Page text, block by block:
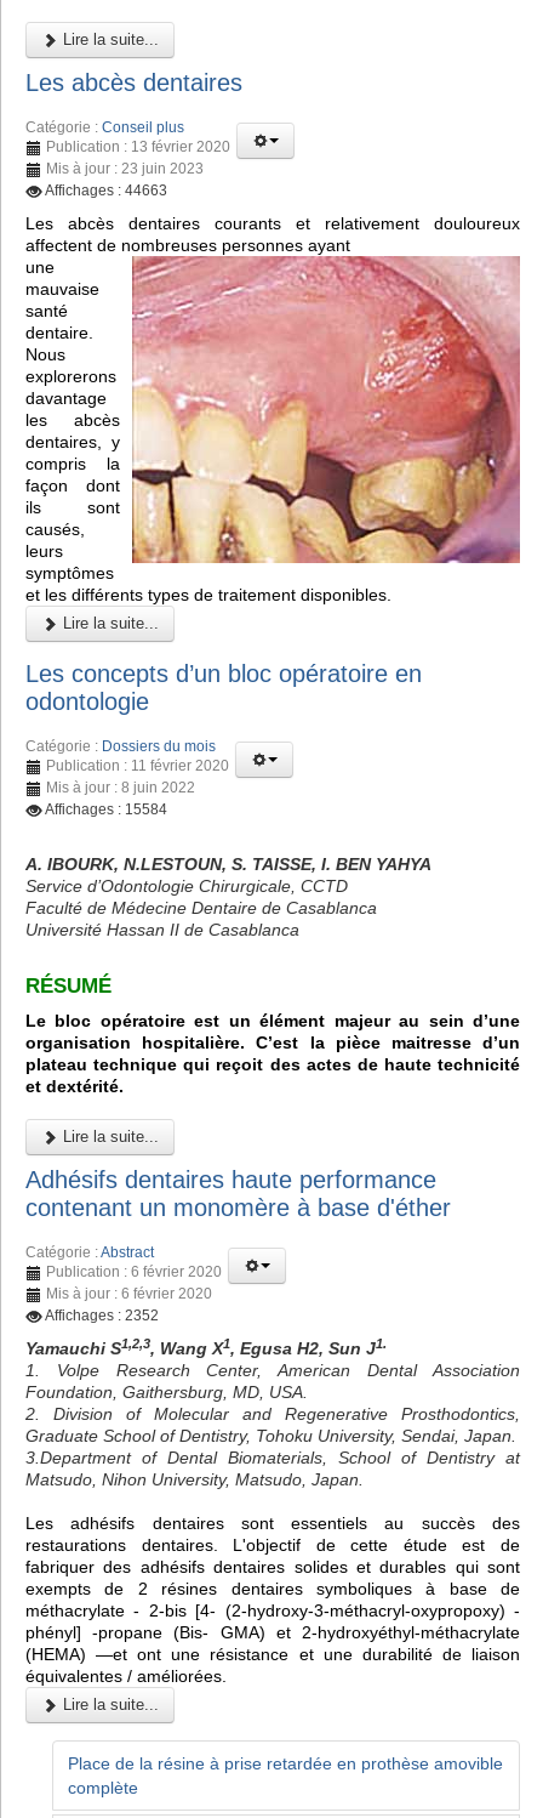
Lire la suite...
Les abcès dentaires
Catégorie : Conseil plus
Publication : 13 février 2020
Mis à jour : 23 juin 2023
Affichages : 44663
Les abcès dentaires courants et relativement douloureux
affectent de nombreuses personnes ayant
une
mauvaise
santé
dentaire.
Nous
explorerons
davantage
les abcès
dentaires, y
compris la
façon dont
ils sont
causés,
leurs
symptômes
et les différents types de traitement disponibles.
Lire la suite...
Les concepts d’un bloc opératoire en
odontologie
Catégorie : Dossiers du mois
Publication : 11 février 2020
Mis à jour : 8 juin 2022
Affichages : 15584
A. IBOURK, N.LESTOUN, S. TAISSE, I. BEN YAHYA
Service d’Odontologie Chirurgicale, CCTD
Faculté de Médecine Dentaire de Casablanca
Université Hassan II de Casablanca
RÉSUMÉ
Le bloc opératoire est un élément majeur au sein d’une
organisation hospitalière. C’est la pièce maitresse d’un
plateau technique qui reçoit des actes de haute technicité
et dextérité.
Lire la suite...
Adhésifs dentaires haute performance
contenant un monomère à base d'éther
Catégorie :Abstract
Publication : 6 février 2020
Mis à jour : 6 février 2020
Affichages : 2352
Yamauchi S1,2,3, Wang X1, Egusa H2, Sun J1.
1. Volpe Research Center, American Dental Association
Foundation, Gaithersburg, MD, USA.
2. Division of Molecular and Regenerative Prosthodontics,
Graduate School of Dentistry, Tohoku University, Sendai, Japan.
3.Department of Dental Biomaterials, School of Dentistry at
Matsudo, Nihon University, Matsudo, Japan.
Les adhésifs dentaires sont essentiels au succès des
restaurations dentaires. L'objectif de cette étude est de
fabriquer des adhésifs dentaires solides et durables qui sont
exempts de 2 résines dentaires symboliques à base de
méthacrylate - 2-bis [4- (2-hydroxy-3-méthacryl-oxypropoxy) -
phényl] -propane (Bis- GMA) et 2-hydroxyéthyl-méthacrylate
(HEMA) —et ont une résistance et une durabilité de liaison
équivalentes / améliorées.
Lire la suite...
Place de la résine à prise retardée en prothèse amovible
complète